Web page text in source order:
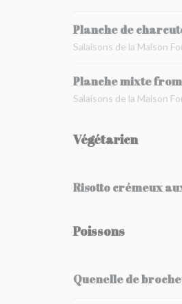
Planche de
Salaisons de la Maison
Planche mixte
Salaisons de la Maison
Végétarien
Risotto crémeux
Poissons
Quenelle de